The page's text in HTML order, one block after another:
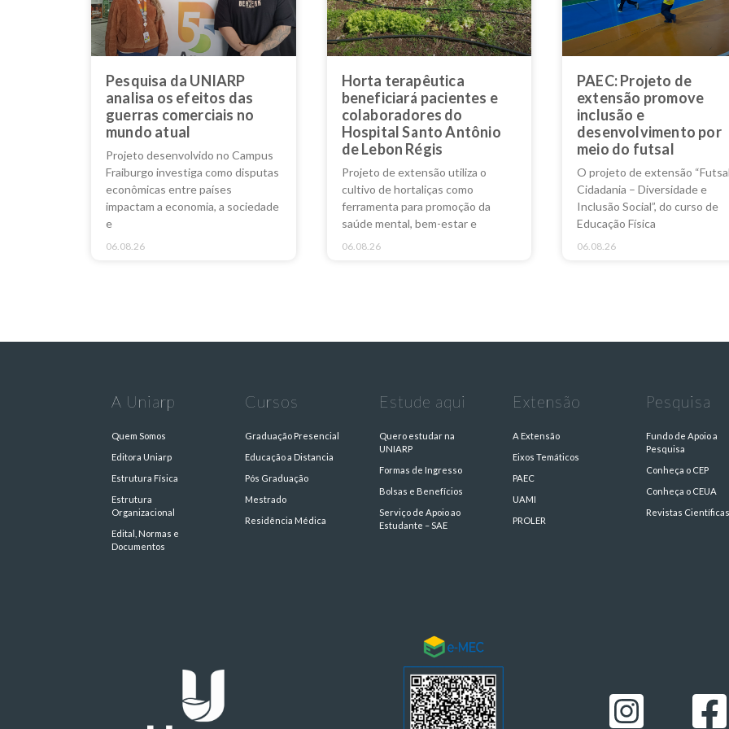
Pesquisa da UNIARP
analisa os efeitos das
guerras comerciais no
mundo atual
Projeto desenvolvido no Campus
Fraiburgo investiga como disputas
econômicas entre países
impactam a economia, a sociedade
e
06.08.26
Horta terapêutica
beneficiará pacientes e
colaboradores do
Hospital Santo Antônio
de Lebon Régis
Projeto de extensão utiliza o
cultivo de hortaliças como
ferramenta para promoção da
saúde mental, bem-estar e
06.08.26
PAEC: Projeto de
extensão promove
inclusão e
desenvolvimento por
meio do futsal
O projeto de extensão
Cidadania – Diversidade e
Inclusão Social”, do curso de
Educação Física
06.08.26
A Uniarp
Quem Somos
Editora Uniarp
Estrutura Física
Estrutura
Organizacional
Edital, Normas e
Documentos
Cursos
Graduação Presencial
Educação a Distancia
Pós Graduação
Mestrado
Residência Médica
Estude aqui
Quero estudar na
UNIARP
Formas de Ingresso
Bolsas e Benefícios
Serviço de Apoio ao
Estudante – SAE
Extensão
A Extensão
Eixos Temáticos
PAEC
UAMI
PROLER
Pesquisa
Fundo de Apoio a
Pesquisa
Conheça o CEP
Conheça o CEUA
Revistas